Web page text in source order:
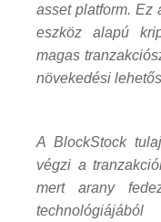
asset platform. Ez
eszköz alapú
magas
növekedési
A BlockStock
végzi a
mert arany